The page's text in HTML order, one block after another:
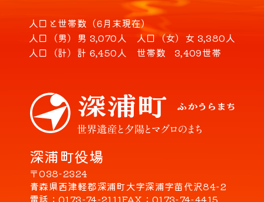
深浦町役場
〒038-2324
青森県西津軽郡深浦町大字深浦字苗代沢84-2
電話
0173-74-2111FAX 0173-74-4415
人口と世帯数（6月末現在）
人口（男） 男 3,070人 人口（女） 女 3,380人
人口（計） 計 6,450人 世帯数 3,409世帯